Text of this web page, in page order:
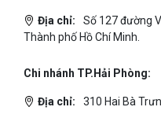
Địa chỉ:
Số 127 đường
Thành phố Hồ Chí Minh.
Chi nhánh TP.Hải Phòng:
Địa chỉ: 310 Hai Bà